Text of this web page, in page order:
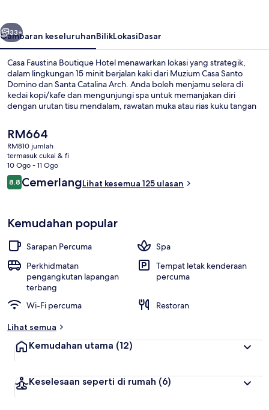
Seterusnya
33+
Gambaran keseluruhanBilikLokasiDasar
Casa Faustina Boutique Hotel menawarkan lokasi yang strategik,
dalam lingkungan 15 minit berjalan kaki dari Muzium Casa Santo
Domino dan Santa Catalina Arch. Anda boleh menjamu selera di
kedai kopi/kafe dan mengunjungi spa untuk memanjakan diri
dengan urutan tisu mendalam, rawatan muka atau rias kuku tangan
snek, dan teres. Pengembara lain memuji tentang kakitangan.
Harga
semasa
ialah
RM664
RM664
RM810 jumlah
termasuk cukai & fi
10 Ogo - 11 Ogo
Ulasan
8.88.8 daripada 10
CemerlangLihat kesemua 125 ulasan
Kemudahan popular
Sarapan Percuma
Spa
Perkhidmatan
pengangkutan lapangan
terbang
Tempat letak kenderaan
percuma
Wi-Fi percuma
Restoran
Lihat semua
Kemudahan utama (12)
Keselesaan seperti di rumah (6)